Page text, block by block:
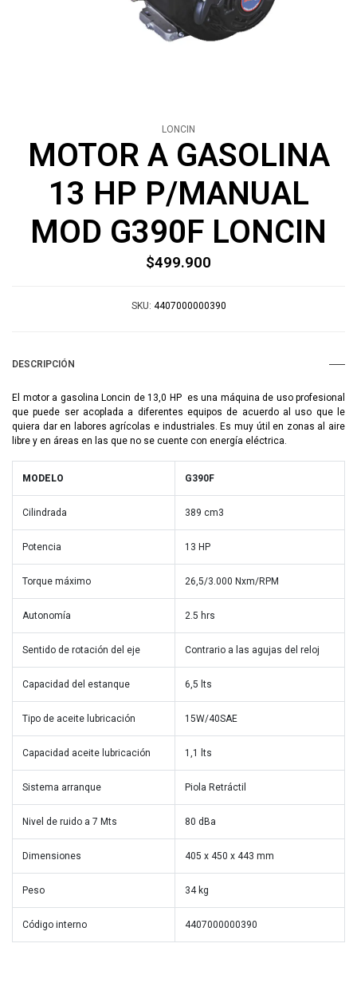
LONCIN
MOTOR A GASOLINA
13 HP P/MANUAL
MOD G390F LONCIN
$499.900
SKU: 4407000000390
DESCRIPCIÓN
El motor a gasolina Loncin de 13,0 HP es una máquina de uso profesional
que puede ser acoplada a diferentes equipos de acuerdo al uso que le
quiera dar en labores agrícolas e industriales. Es muy útil en zonas al aire
libre y en áreas en las que no se cuente con energía eléctrica.
MODELO G390F
Cilindrada 389 cm3
Potencia 13 HP
Torque máximo 26,5/3.000 Nxm/RPM
Autonomía 2.5 hrs
Sentido de rotación del eje Contrario a las agujas del reloj
Capacidad del estanque 6,5 lts
Tipo de aceite lubricación 15W/40SAE
Capacidad aceite lubricación 1,1 lts
Sistema arranque Piola Retráctil
Nivel de ruido a 7 Mts 80 dBa
Dimensiones 405 x 450 x 443 mm
Peso 34 kg
Código interno 4407000000390